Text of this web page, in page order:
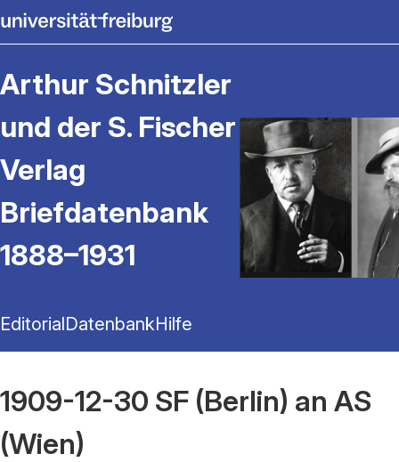
Arthur Schnitzler
und der S. Fischer
Verlag
Briefdatenbank
1888–1931
EditorialDatenbankHilfe
1909-12-30 SF (Berlin) an AS
(Wien)